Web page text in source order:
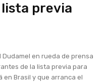
previa
en rueda de prensa
de la lista previa para
en Brasil y que arranca el